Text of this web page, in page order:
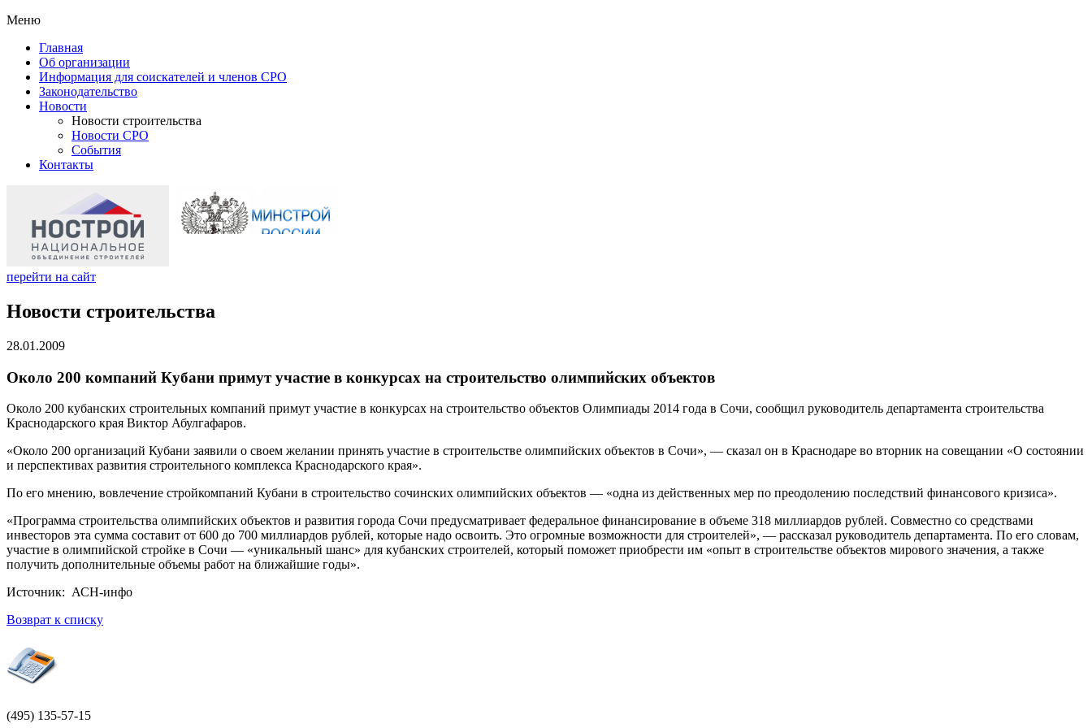
Меню
Главная
Об организации
Информация для соискателей и членов СРО
Законодательство
Новости
Новости строительства
Новости СРО
События
Контакты
перейти на сайт
Новости строительства
28.01.2009
Около 200 компаний Кубани примут участие в конкурсах на строительство олимпийских объектов
Около 200 кубанских строительных компаний примут участие в конкурсах на строительство объектов Олимпиады 2014 года в Сочи, сообщил руководитель департамента строительства
Краснодарского края Виктор Абулгафаров.
«Около 200 организаций Кубани заявили о своем желании принять участие в строительстве олимпийских объектов в Сочи», — сказал он в Краснодаре во вторник на совещании «О состоянии
и перспективах развития строительного комплекса Краснодарского края».
По его мнению, вовлечение стройкомпаний Кубани в строительство сочинских олимпийских объектов — «одна из действенных мер по преодолению последствий финансового кризиса».
«Программа строительства олимпийских объектов и развития города Сочи предусматривает федеральное финансирование в объеме 318 миллиардов рублей. Совместно со средствами
инвесторов эта сумма составит от 600 до 700 миллиардов рублей, которые надо освоить. Это огромные возможности для строителей», — рассказал руководитель департамента. По его словам,
участие в олимпийской стройке в Сочи — «уникальный шанс» для кубанских строителей, который поможет приобрести им «опыт в строительстве объектов мирового значения, а также
получить дополнительные объемы работ на ближайшие годы».
Источник: АСН-инфо
Возврат к списку
(495) 135-57-15